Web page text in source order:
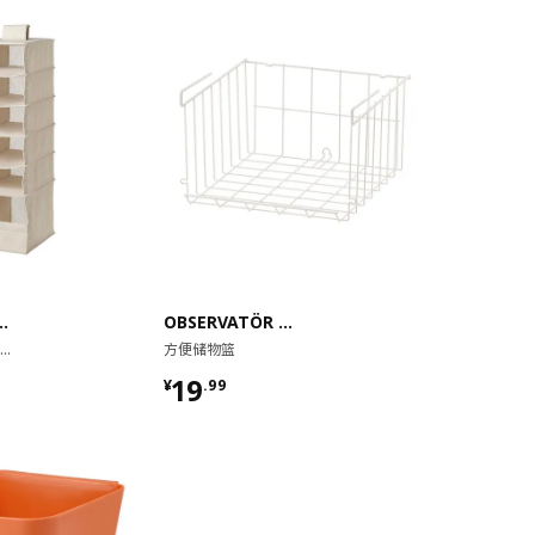
平拉
悬挂储物件，6格, 22x34x80 厘米
OBSERVATÖR 奥维特
方便储物篮
¥19.99
¥ 19.99